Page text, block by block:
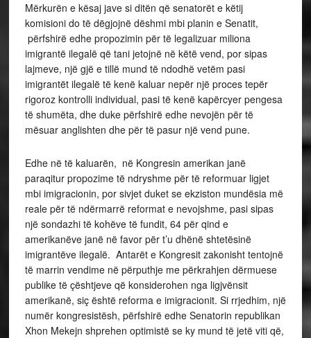
Mërkurën e kësaj jave si ditën që senatorët e këtij
komisioni do të dëgjojnë dëshmi mbi planin e Senatit,
përfshirë edhe propozimin për të legalizuar miliona
imigrantë ilegalë që tani jetojnë në këtë vend, por sipas
lajmeve, një gjë e tillë mund të ndodhë vetëm pasi
imigrantët ilegalë të kenë kaluar nepër një proces tepër
rigoroz kontrolli individual, pasi të kenë kapërcyer pengesa
të shumëta, dhe duke përfshirë edhe nevojën për të
mësuar anglishten dhe për të pasur një vend pune.
Edhe në të kaluarën, në Kongresin amerikan janë
paraqitur propozime të ndryshme për të reformuar ligjet
mbi imigracionin, por sivjet duket se ekziston mundësia më
reale për të ndërmarrë reformat e nevojshme, pasi sipas
një sondazhi të kohëve të fundit, 64 për qind e
amerikanëve janë në favor për t’u dhënë shtetësinë
imigrantëve ilegalë. Antarët e Kongresit zakonisht tentojnë
të marrin vendime në përputhje me përkrahjen dërmuese
publike të çështjeve që konsiderohen nga ligjvënsit
amerikanë, siç është reforma e imigracionit. Si rrjedhim, një
numër kongresistësh, përfshirë edhe Senatorin republikan
Xhon Mekejn shprehen optimistë se ky mund të jetë viti që,